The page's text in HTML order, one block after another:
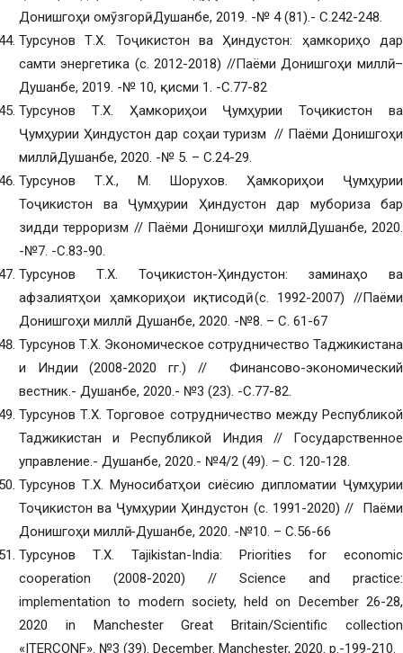
Донишгоҳи омӯзгорӣ.-Душанбе, 2019. -№ 4 (81).- С.242-248.
Турсунов Т.Х. Тоҷикистон ва Ҳиндустон: ҳамкориҳо дар
самти энергетика (с. 2012-2018) //Паёми Донишгоҳи миллӣ. –
Душанбе, 2019. -№ 10, қисми 1. -С.77-82
Турсунов Т.Х. Ҳамкориҳои Ҷумҳурии Тоҷикистон ва
Ҷумҳурии Ҳиндустон дар соҳаи туризм // Паёми Донишгоҳи
миллӣ.-Душанбе, 2020. -№ 5. – С.24-29.
Турсунов Т.Х., М. Шорухов. Ҳамкориҳои Ҷумҳурии
Тоҷикистон ва Ҷумҳурии Ҳиндустон дар мубориза бар
зидди терроризм // Паёми Донишгоҳи миллӣ.-Душанбе, 2020.
-№7. -С.83-90.
Турсунов Т.Х. Тоҷикистон-Ҳиндустон: заминаҳо ва
афзалиятҳои ҳамкориҳои иқтисодӣ (с. 1992-2007) //Паёми
Донишгоҳи миллӣ.- Душанбе, 2020. -№8. – С. 61-67
Турсунов Т.Х. Экономическое сотрудничество Таджикистана
и Индии (2008-2020 гг.) // Финансово-экономический
вестник.- Душанбе, 2020.- №3 (23). -С.77-82.
Турсунов Т.Х. Торговое сотрудничество между Республикой
Таджикистан и Республикой Индия // Государственное
управление.- Душанбе, 2020.- №4/2 (49). – С. 120-128.
Турсунов Т.Х. Муносибатҳои сиёсию дипломатии Ҷумҳурии
Тоҷикистон ва Ҷумҳурии Ҳиндустон (с. 1991-2020) // Паёми
Донишгоҳи миллӣ. -Душанбе, 2020. -№10. – С.56-66
Турсунов Т.Х. Tajikistan-India: Priorities for economic
cooperation (2008-2020) // Science and practice:
implementation to modern society, held on December 26-28,
2020 in Manchester Great Britain/Scientific collection
«ITERCONF». №3 (39). December. Manchester, 2020. p.-199-210.